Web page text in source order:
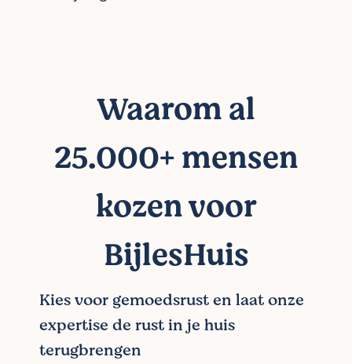
Waarom al
25.000+ mensen
kozen voor
BijlesHuis
Kies voor gemoedsrust en laat onze
expertise de rust in je huis
terugbrengen